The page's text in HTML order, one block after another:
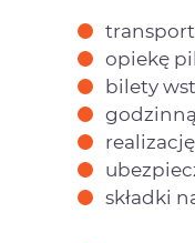
transport
opiekę
bilety
składki